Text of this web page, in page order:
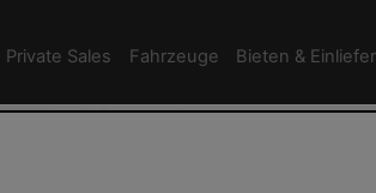
Private Sales Fahrzeuge Bieten &